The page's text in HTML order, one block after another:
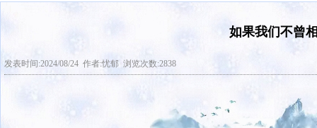
如果我们不曾
发表时间:2024/08/24 作者:忧郁 浏览次数:2838